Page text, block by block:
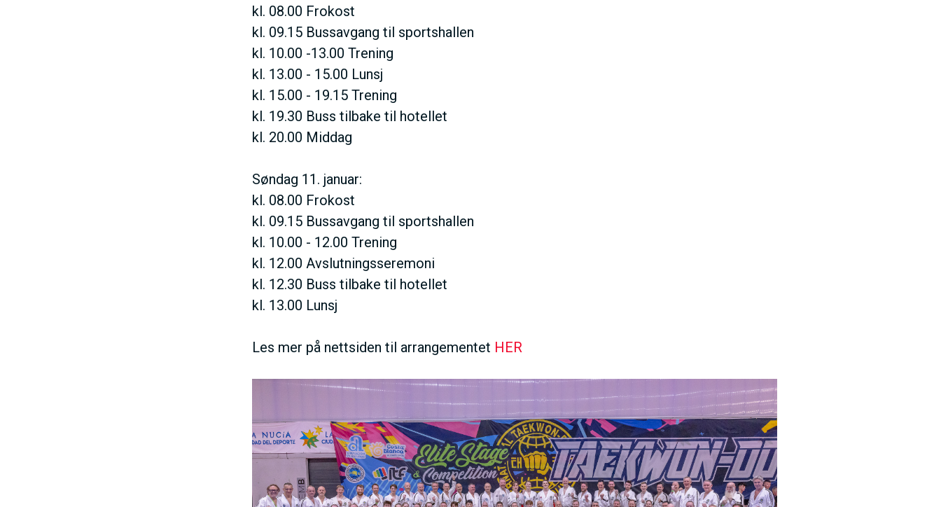
M
N
kl. 08.00 Frokost
kl. 09.15 Bussavgang til sportshallen
kl. 10.00 -13.00 Trening
kl. 13.00 - 15.00 Lunsj
kl. 15.00 - 19.15 Trening
kl. 19.30 Buss tilbake til hotellet
kl. 20.00 Middag
Søndag 11. januar:
kl. 08.00 Frokost
kl. 09.15 Bussavgang til sportshallen
kl. 10.00 - 12.00 Trening
kl. 12.00 Avslutningsseremoni
kl. 12.30 Buss tilbake til hotellet
kl. 13.00 Lunsj
Les mer på nettsiden til arrangementet HER